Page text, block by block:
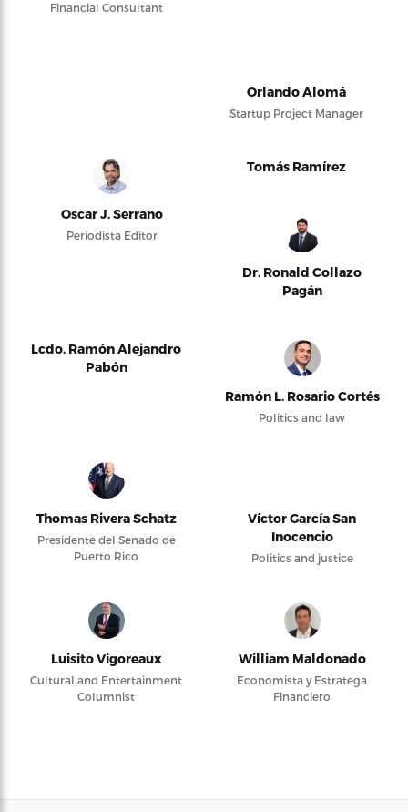
Financial Consultant
Orlando Alomá
Startup Project Manager
Oscar J. Serrano
Periodista Editor
Tomás Ramírez
Dr. Ronald Collazo
Pagán
Lcdo. Ramón Alejandro
Pabón
Ramón L. Rosario Cortés
Politics and law
Thomas Rivera Schatz
Presidente del Senado de
Puerto Rico
Víctor García San
Inocencio
Politics and justice
Luisito Vigoreaux
Cultural and Entertainment
Columnist
William Maldonado
Economista y Estratega
Financiero